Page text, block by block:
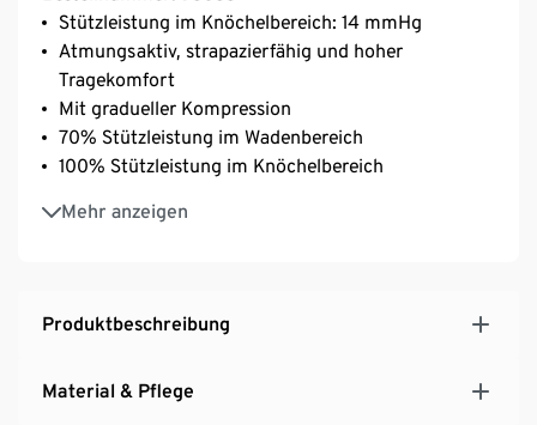
Stützleistung im Knöchelbereich: 14 mmHg
Atmungsaktiv, strapazierfähig und hoher
Tragekomfort
Mit gradueller Kompression
70% Stützleistung im Wadenbereich
100% Stützleistung im Knöchelbereich
Mehr anzeigen
Achillessehnenschutz: Spezielle Polsterung schützt
vor Reibung und beugt Scheuerstellen sowie Blasen
vor Mikroverletzungen und Schuhdruck
Extraflache Zehennaht
Reibung
Produktbeschreibung
Material & Pflege